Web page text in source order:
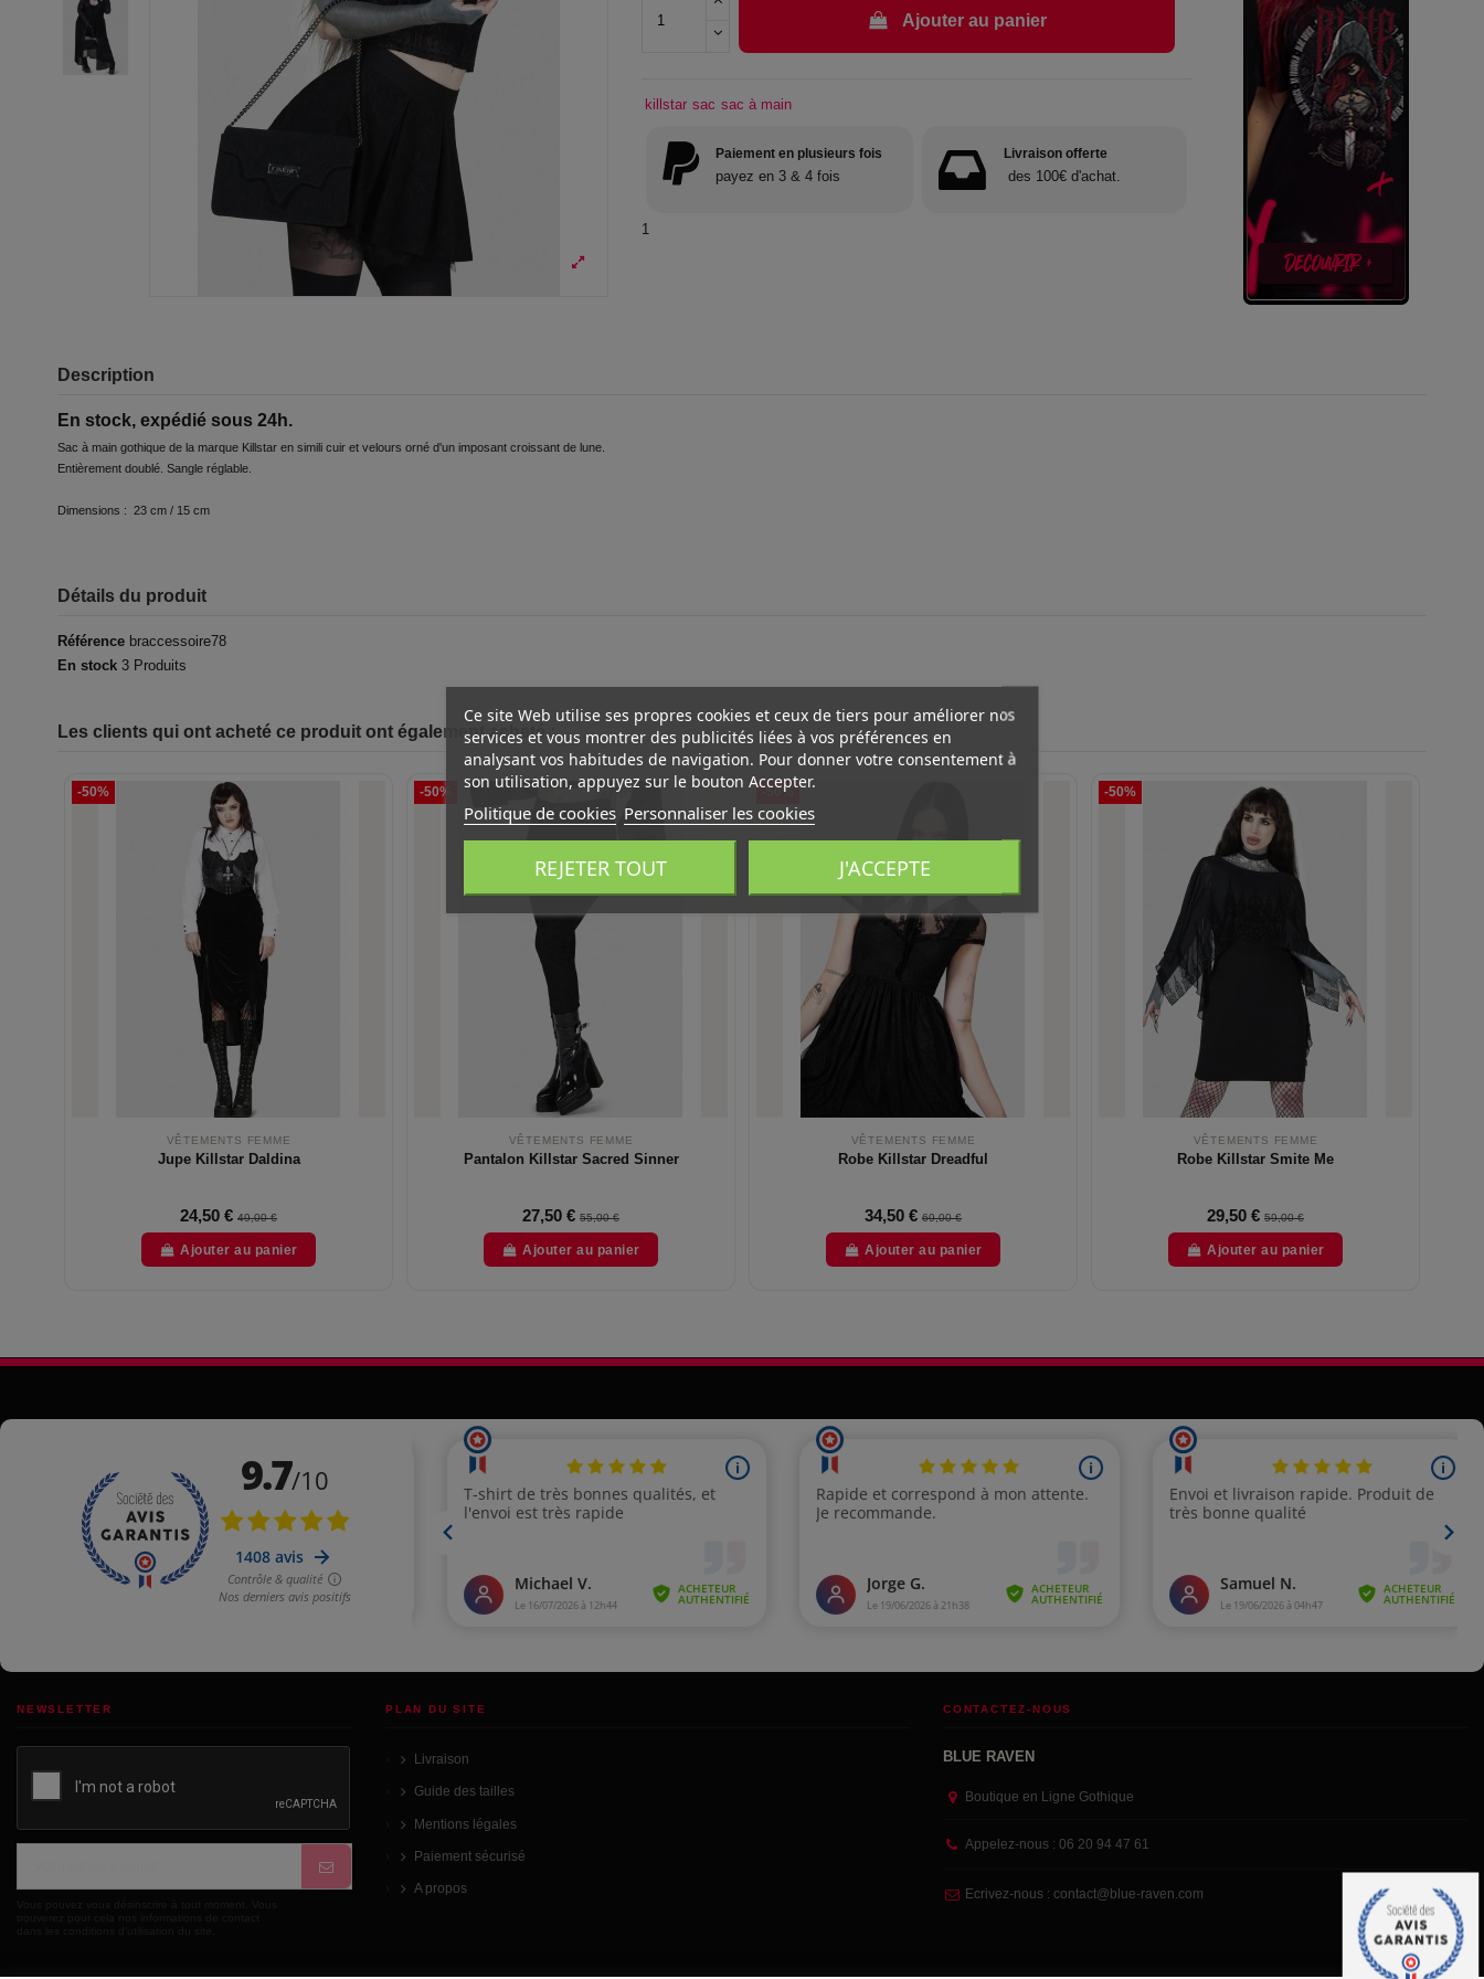
Ajouter au panier
killstar sac sac à main
Paiement en plusieurs fois
payez en 3 & 4 fois
Livraison offerte
des 100€ d'achat.
1
Description
En stock, expédié sous 24h.
Sac à main gothique de la marque Killstar en simili cuir et velours orné d'un imposant croissant de lune.
Entièrement doublé. Sangle réglable.
Dimensions : 23 cm / 15 cm
Détails du produit
Référence braccessoire78
En stock 3 Produits
Les clients qui ont acheté ce produit ont également acheté :
-50%
VÊTEMENTS FEMME
Jupe Killstar Daldina
24,50 € 49,00 €
Ajouter au panier
-50%
VÊTEMENTS FEMME
Pantalon Killstar Sacred Sinner
27,50 € 55,00 €
Ajouter au panier
-50%
VÊTEMENTS FEMME
Robe Killstar Dreadful
34,50 € 69,00 €
Ajouter au panier
-50%
VÊTEMENTS FEMME
Robe Killstar Smite Me
29,50 € 59,00 €
Ajouter au panier
PLAN DU SITE
Livraison
Guide des tailles
Mentions légales
Paiement sécurisé
A propos
CONTACTEZ-NOUS
BLUE RAVEN
Boutique en Ligne Gothique
Appelez-nous : 06 20 94 47 61
Ecrivez-nous : contact@blue-raven.com
Ce site Web utilise ses propres cookies et ceux de tiers pour améliorer nos
services et vous montrer des publicités liées à vos préférences en
analysant vos habitudes de navigation. Pour donner votre consentement à
son utilisation, appuyez sur le bouton Accepter.
Politique de cookies Personnaliser les cookies
REJETER TOUT J'ACCEPTE
NEWSLETTER